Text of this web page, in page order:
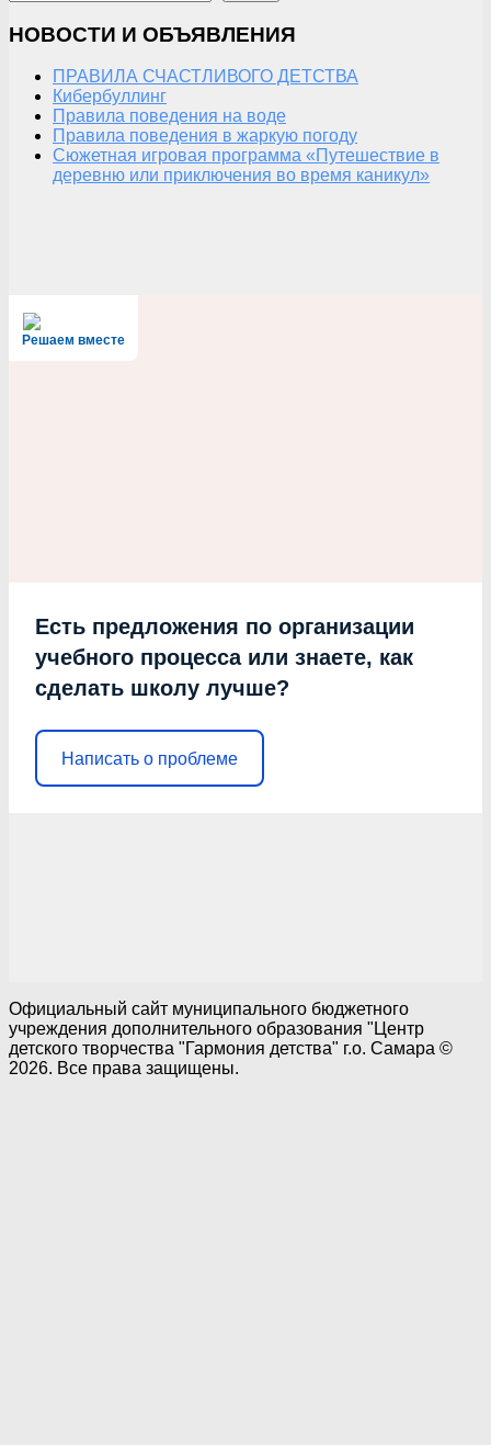
НОВОСТИ И ОБЪЯВЛЕНИЯ
ПРАВИЛА СЧАСТЛИВОГО ДЕТСТВА
Кибербуллинг
Правила поведения на воде
Правила поведения в жаркую погоду
Сюжетная игровая программа «Путешествие в
деревню или приключения во время каникул»
Решаем вместе
Есть предложения по организации
учебного процесса или знаете, как
сделать школу лучше?
Написать о проблеме
Официальный сайт муниципального бюджетного
учреждения дополнительного образования "Центр
детского творчества "Гармония детства" г.о. Самара ©
2026. Все права защищены.